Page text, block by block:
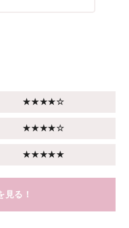
★★★★☆
★★★★☆
★★★★★
見る！